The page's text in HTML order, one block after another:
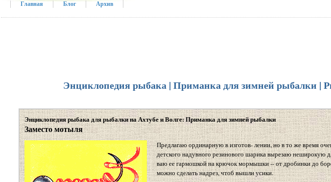
Главная Блог Архив
Энциклопедия рыбака | Приманка для зимней рыбалки |
Энциклопедия рыбака для рыбалки на Ахтубе и Волге: Приманка для зимней рыбалки
Заместо мотыля
Предлагаю ординарную в изготов- лении, но в то же время
детского надувного резинового шарика вырезаю
ваю ее гармошкой на крючок мормышки -- от дробинки до
можно сделать надрез, чтоб вышли усики.